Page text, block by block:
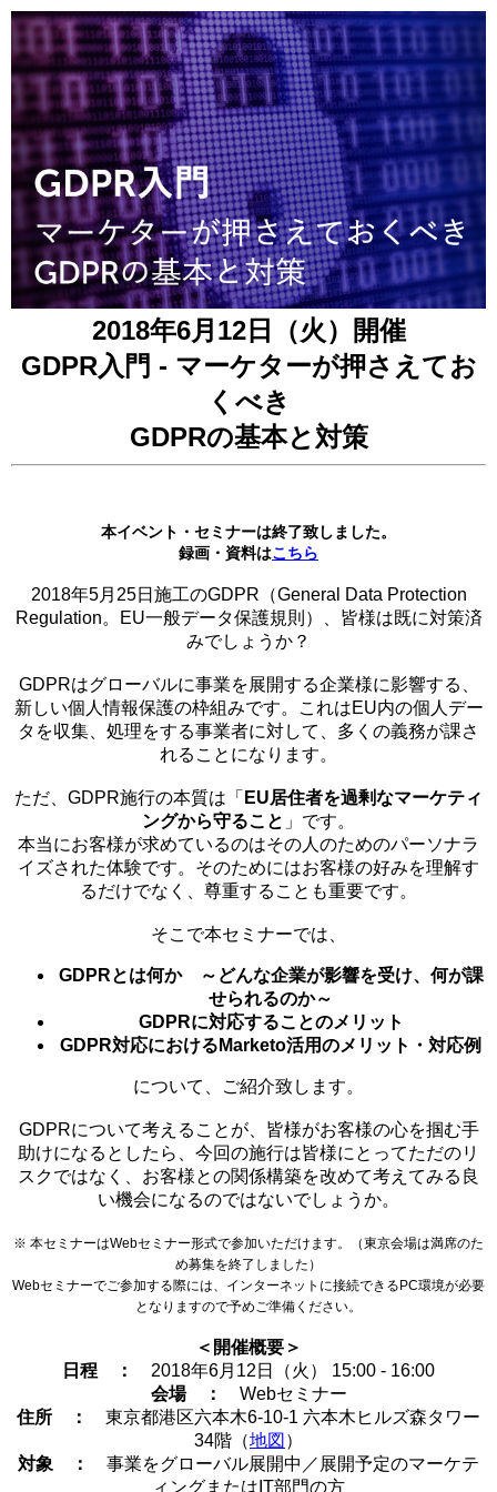
2018年6月12日（火）開催
GDPR入門 - マーケターが押さえてお
くべき
GDPRの基本と対策
本イベント・セミナーは終了致しました。
録画・資料はこちら
2018年5月25日施工のGDPR（General Data Protection
Regulation。EU一般データ保護規則）、皆様は既に対策済
みでしょうか？
GDPRはグローバルに事業を展開する企業様に影響する、
新しい個人情報保護の枠組みです。これはEU内の個人デー
タを収集、処理をする事業者に対して、多くの義務が課さ
れることになります。
ただ、GDPR施行の本質は「 EU居住者を過剰なマーケティ
ングから守ること 」です。
本当にお客様が求めているのはその人のためのパーソナラ
イズされた体験です。そのためにはお客様の好みを理解す
るだけでなく、尊重することも重要です。
そこで本セミナーでは、
GDPRとは何か ～どんな企業が影響を受け、何が課
せられるのか～
GDPRに対応することのメリット
GDPR対応におけるMarketo活用のメリット・対応例
について、ご紹介致します。
GDPRについて考えることが、皆様がお客様の心を掴む手
助けになるとしたら、 今回の施行は皆様にとってただのリ
スクではなく、お客様との関係構築を改めて考えてみる良
い機会になるのではないでしょうか。
※ 本セミナーはWebセミナー形式で参加いただけます。（東京会場は満席のた
め募集を終了しました）
Webセミナーでご参加する際には、インターネットに接続できるPC環境が必要
となりますので予めご準備ください。
＜開催概要＞
日程 ：
2018年6月12日（火） 15:00 - 16:00
会場 ：
Webセミナー
住所 ：
東京都港区六本木6-10-1 六本木ヒルズ森タワー
34階（地図 ）
対象 ：
事業をグローバル展開中／展開予定のマーケテ
ィングまたはIT部門の方